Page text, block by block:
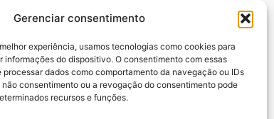
Gerenciar consentimento
experiência, usamos tecnologias como cookies para
informações do dispositivo. O consentimento com essas
dados como comportamento da navegação ou IDs
consentimento ou a revogação do consentimento pode
recursos e funções.